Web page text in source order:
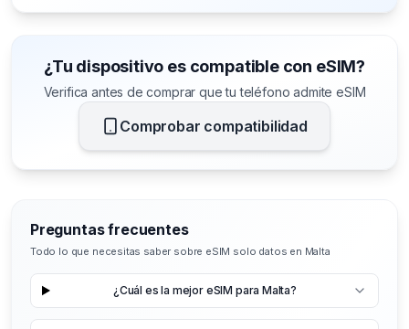
¿Tu dispositivo es compatible con eSIM?
Verifica antes de comprar que tu teléfono admite eSIM
Comprobar compatibilidad
Preguntas frecuentes
Todo lo que necesitas saber sobre eSIM solo datos en Malta
¿Cuál es la mejor eSIM para Malta?